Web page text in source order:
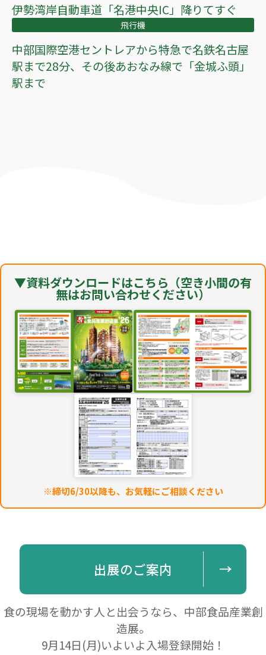
伊勢湾岸自動車道「名港中央IC」降りてすぐ
飛行機
中部国際空港セントレアから特急で名鉄名古屋
駅まで28分、その後あおなみ線で「金城ふ頭」
駅まで
▼資料ダウンロードはこちら（空き小間の有
無はお問い合わせください）
※締切6/30以降も、お気軽にご相談ください
出展のご案内
食の現場を動かす人と出会うなら、中部食品産業創
造展。
9月14日(月)いよいよ入場登録開始！